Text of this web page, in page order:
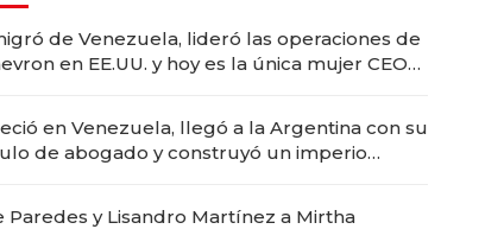
de Venezuela, lideró las operaciones de
en EE.UU. y hoy es la única mujer CEO
en Venezuela, llegó a la Argentina con su
de abogado y construyó un imperio
Paredes y Lisandro Martínez a Mirtha